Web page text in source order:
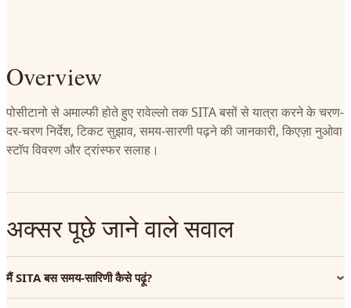
Overview
पोसीटानो से अमाल्फी होते हुए रावेल्लो तक SITA बसों से यात्रा करने के चरण-
दर-चरण निर्देश, टिकट सुझाव, समय-सारणी पढ़ने की जानकारी, किएज़ा नुओवा
स्टॉप विवरण और ट्रांस्फर सलाह।
अक्सर पूछे जाने वाले सवाल
मैं SITA बस समय-सारिणी कैसे पढ़ूं?